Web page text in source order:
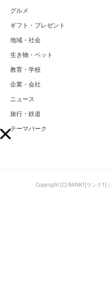
グルメ
ギフト・プレゼント
地域・社会
生き物・ペット
教育・学校
企業・会社
ニュース
旅行・鉄道
テーマパーク
Copyright (C) RANK1[ランク1]